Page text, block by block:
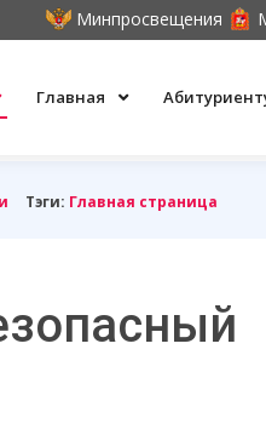
Минпросвещения
Главная
Тэги: Главная страница